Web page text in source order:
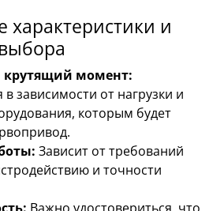
характеристики и
момент:
зависимости от нагрузки и
которым будет
Зависит от требований
и точности